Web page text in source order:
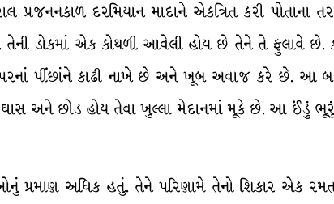
પ્રજનનકાળ દરમિયાન માદાને એકત્રિત કરી પોતાના
ડોકમાં એક કોથળી આવેલી હોય છે તેને તે ફુલાવે છે.
પરનાં પીંછાંને કાઢી નાખે છે અને ખૂબ અવાજ કરે છે. આ
ઘાસ અને છોડ હોય તેવા ખુલ્લા મેદાનમાં મૂકે છે. આ ઈંડું
પ્રમાણ અધિક હતું. તેને પરિણામે તેનો શિકાર એક